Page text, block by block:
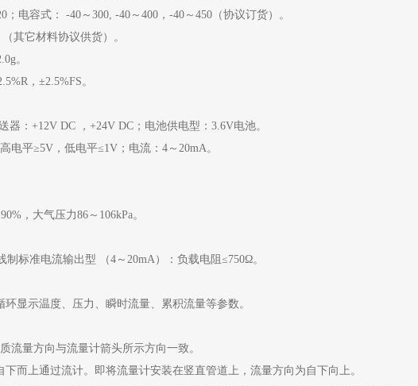
电容式： -40～300, -40～400，-40～450（协议订货）。
其它材料协议供货）。
。
，±2.5%FS。
：+12V DC ，+24V DC；电池供电型：3.6V电池。
电平≥5V，低电平≤1V；电流：4～20mA。
，大气压力86～106kPa。
标准电流输出型 （4～20mA）：负载电阻≤750Ω。
显示温度、压力、瞬时流量、累积流量等参数。
流量方向与流量计箭头所示方向一致。
而上通过流计。即将流量计安装在竖直管道上，流量方向为自下向上。